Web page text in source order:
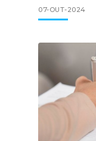
07-OUT-2024